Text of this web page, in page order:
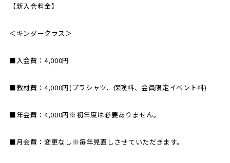
PARTNER
パートナー
【新入会料金】
＜キンダークラス＞
■入会費：4,000円
■教材費：4,000円(プラシャツ、保険料、会員限定イベント料)
■年会費：4,000円※初年度は必要ありません。
■月会費：変更なし※毎年見直しさせていただきます。